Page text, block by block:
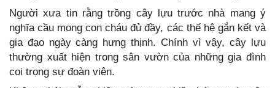
Người xưa tin rằng trồng cây lựu trước nhà mang ý
nghĩa cầu mong con cháu đủ đầy, các thế hệ gắn kết và
gia đạo ngày càng hưng thịnh. Chính vì vậy, cây lựu
thường xuất hiện trong sân vườn của những gia đình
coi trọng sự đoàn viên.